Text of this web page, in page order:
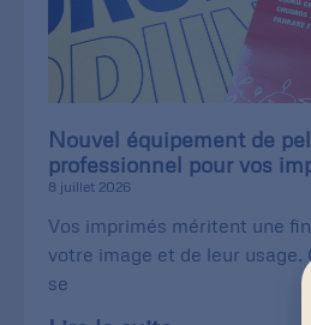
Nouvel équipement de
professionnel pour vos
8 juillet 2026
Vos imprimés méritent une
votre image et de leur
se